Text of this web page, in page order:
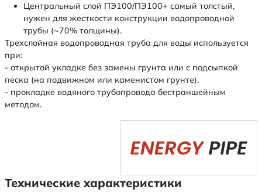
Центральный слой ПЭ100/ПЭ100+ самый толстый,
нужен для жесткости конструкции водопроводной
трубы (~70% толщины).
Трехслойная водопроводная труба для воды используется
при:
- открытой укладке без замены грунта или с подсыпкой
песка (на подвижном или каменистом грунте),
- прокладке водяного трубопровода бестраншейным
методом.
Технические характеристики